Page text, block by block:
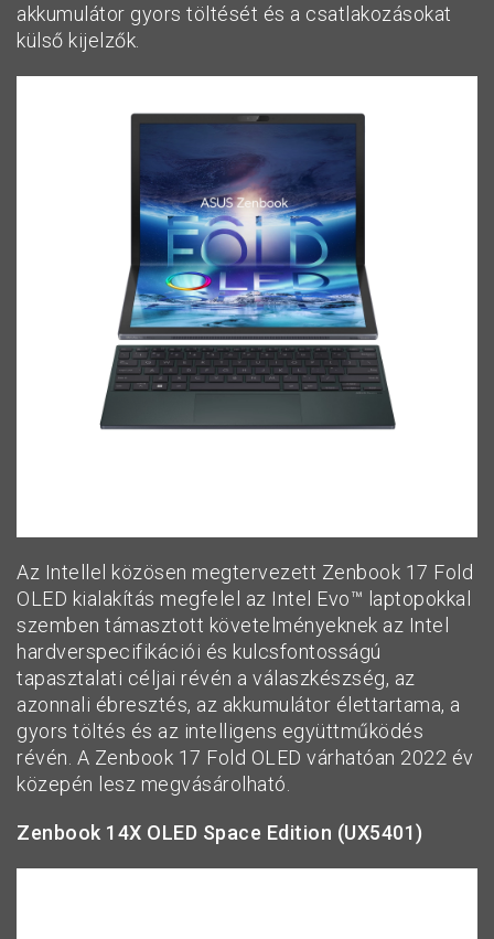
akkumulátor gyors töltését és a csatlakozásokat
külső kijelzők.
Az Intellel közösen megtervezett Zenbook 17 Fold
OLED kialakítás megfelel az Intel Evo™ laptopokkal
szemben támasztott követelményeknek az Intel
hardverspecifikációi és kulcsfontosságú
tapasztalati céljai révén a válaszkészség, az
azonnali ébresztés, az akkumulátor élettartama, a
gyors töltés és az intelligens együttműködés
révén. A Zenbook 17 Fold OLED várhatóan 2022 év
közepén lesz megvásárolható.
Zenbook 14X OLED Space Edition (UX5401)